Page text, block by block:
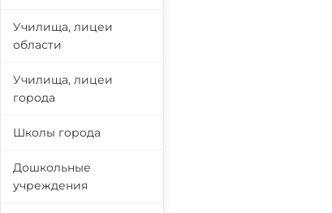
Училища, лицеи
области
Училища, лицеи
города
Школы города
Дошкольные
учреждения